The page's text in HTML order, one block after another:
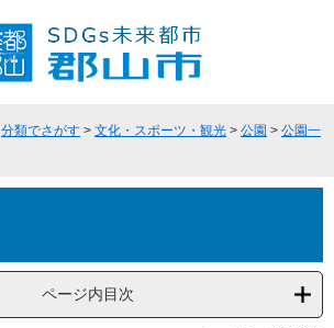
分類でさがす > 文化・スポーツ・観光 > 公園 > 公園一
ページ内目次